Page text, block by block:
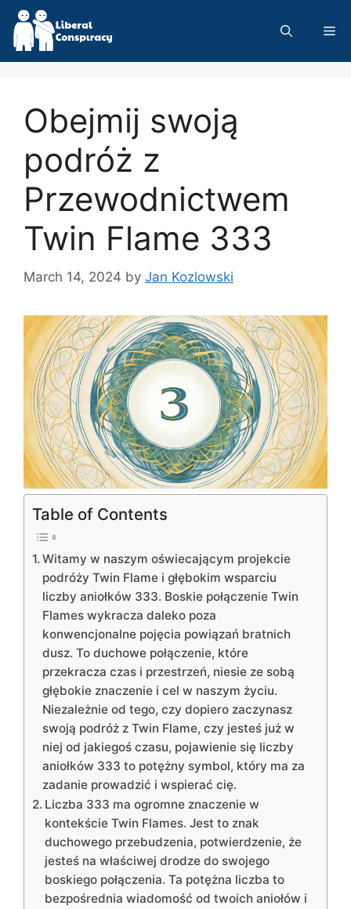
Skip
content
Obejmij swoją
podróż z
Przewodnictwem
Twin Flame 333
March 14, 2024 by Jan Kozlowski
Table of Contents
Witamy w naszym oświecającym projekcie
podróży Twin Flame i głębokim wsparciu
liczby aniołków 333. Boskie połączenie Twin
Flames wykracza daleko poza
konwencjonalne pojęcia powiązań bratnich
dusz. To duchowe połączenie, które
przekracza czas i przestrzeń, niesie ze sobą
głębokie znaczenie i cel w naszym życiu.
Niezależnie od tego, czy dopiero zaczynasz
swoją podróż z Twin Flame, czy jesteś już w
niej od jakiegoś czasu, pojawienie się liczby
aniołków 333 to potężny symbol, który ma za
zadanie prowadzić i wspierać cię.
Liczba 333 ma ogromne znaczenie w
kontekście Twin Flames. Jest to znak
duchowego przebudzenia, potwierdzenie, że
jesteś na właściwej drodze do swojego
boskiego połączenia. Ta potężna liczba to
bezpośrednia wiadomość od twoich aniołów i